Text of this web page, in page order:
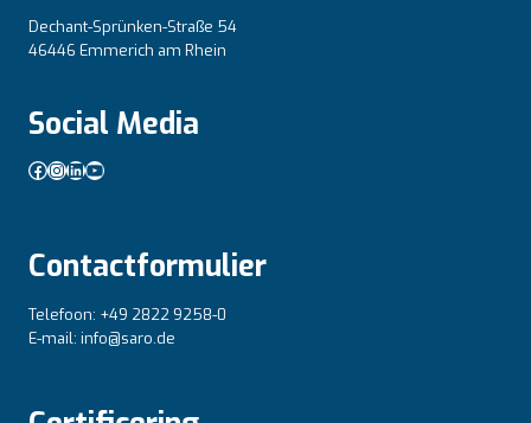
Dechant-Sprünken-Straße 54
46446 Emmerich am Rhein
Social Media
Facebook
Instagram
LinkedIn
YouTube
Contactformulier
Telefoon: +49 2822 9258-0
E-mail: info@saro.de